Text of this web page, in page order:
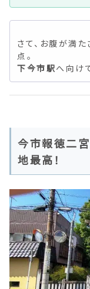
さて、お腹が満
点。
下今市駅へ向け
今市報徳二
地最高！